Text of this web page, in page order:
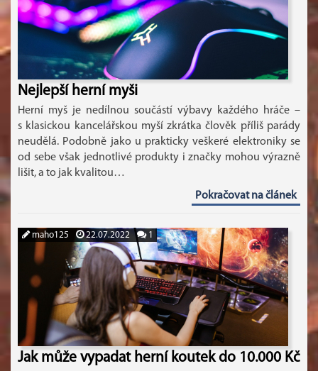
Nejlepší herní myši
Herní myš je nedílnou součástí výbavy každého hráče –
s klasickou kancelářskou myší zkrátka člověk příliš parády
neudělá. Podobně jako u prakticky veškeré elektroniky se
od sebe však jednotlivé produkty i značky mohou výrazně
lišit, a to jak kvalitou…
Pokračovat na článek
maho125 22.07.2022 1
Jak může vypadat herní koutek do 10.000 Kč